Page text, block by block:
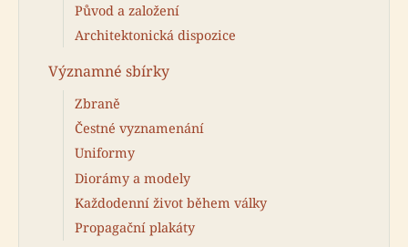
Původ a založení
Architektonická dispozice
Významné sbírky
Zbraně
Čestné vyznamenání
Uniformy
Diorámy a modely
Každodenní život během války
Propagační plakáty